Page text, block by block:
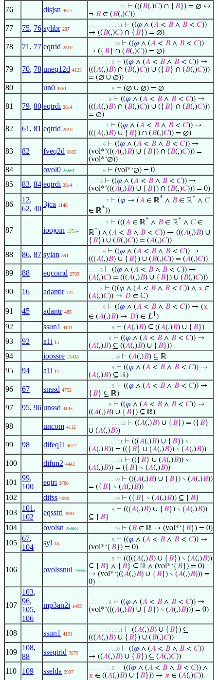
76 disjsn 4677
. . . . . . . . . . . 12 ⊢ (((𝐵(,)𝐶) ∩ { 𝐵}) = ∅ ↔
¬ 𝐵 ∈ (𝐵(,)𝐶))
77 75, 76 sylibr 237
. . . . . . . . . . 11 ⊢ ((𝜑 ∧ (𝐴 < 𝐵 ∧ 𝐵 < 𝐶))
→ ((𝐵(,)𝐶) ∩ { 𝐵}) = ∅)
78 71 , 77 eqtrid 2810
. . . . . . . . . 10 ⊢ ((𝜑 ∧ (𝐴 < 𝐵 ∧ 𝐵 < 𝐶))
→ ({ 𝐵} ∩ (𝐵(,)𝐶)) = ∅)
79 70, 78 uneq12d 4123
. . . . . . . . 9 ⊢ ((𝜑 ∧ (𝐴 < 𝐵 ∧ 𝐵 < 𝐶)) →
(((𝐴(,)𝐵) ∩ (𝐵(,)𝐶)) ∪ ({ 𝐵} ∩ (𝐵(,)𝐶)))
= (∅ ∪ ∅))
80 un0 4351 . . . . . . . . 9 ⊢ (∅ ∪ ∅) = ∅
81 79, 80 eqtrdi 2814
. . . . . . . 8 ⊢ ((𝜑 ∧ (𝐴 < 𝐵 ∧ 𝐵 < 𝐶)) →
(((𝐴(,)𝐵) ∩ (𝐵(,)𝐶)) ∪ ({ 𝐵} ∩ (𝐵(,)𝐶)))
= ∅)
82 61 , 81 eqtrid 2810
. . . . . . 7 ⊢ ((𝜑 ∧ (𝐴 < 𝐵 ∧ 𝐵 < 𝐶)) →
(((𝐴(,)𝐵) ∪ { 𝐵}) ∩ (𝐵(,)𝐶)) = ∅)
83 82 fveq2d 6885
. . . . . 6 ⊢ ((𝜑 ∧ (𝐴 < 𝐵 ∧ 𝐵 < 𝐶)) →
(vol*‘(((𝐴(,)𝐵) ∪ { 𝐵}) ∩ (𝐵(,)𝐶))) =
(vol*‘∅))
84 ovol0 25661 . . . . . 6 ⊢ (vol*‘∅) = 0
85 83, 84 eqtrdi 2814
. . . . 5 ⊢ ((𝜑 ∧ (𝐴 < 𝐵 ∧ 𝐵 < 𝐶)) →
(vol*‘(((𝐴(,)𝐵) ∪ { 𝐵}) ∩ (𝐵(,)𝐶))) = 0)
86
12,
62, 40
3jca 1146
. . . . . . 7 ⊢ (𝜑 → (𝐴 ∈ ℝ* ∧ 𝐵 ∈ ℝ* ∧ 𝐶
∈ ℝ*))
87 ioojoin 13514
. . . . . . 7 ⊢ (((𝐴 ∈ ℝ* ∧ 𝐵 ∈ ℝ* ∧ 𝐶∈
ℝ*) ∧ (𝐴 < 𝐵 ∧ 𝐵 < 𝐶)) → (((𝐴(,)𝐵) ∪
{ 𝐵}) ∪ (𝐵(,)𝐶)) = (𝐴(,)𝐶))
88 86, 87 sylan 591
. . . . . 6 ⊢ ((𝜑 ∧ (𝐴 < 𝐵 ∧ 𝐵 < 𝐶)) →
(((𝐴(,)𝐵) ∪ { 𝐵}) ∪ (𝐵(,)𝐶)) = (𝐴(,)𝐶))
89 88 eqcomd 2769
. . . . 5 ⊢ ((𝜑 ∧ (𝐴 < 𝐵 ∧ 𝐵 < 𝐶)) →
(𝐴(,)𝐶) = (((𝐴(,)𝐵) ∪ { 𝐵}) ∪ (𝐵(,)𝐶)))
90 16 adantlr 727
. . . . 5 ⊢ (((𝜑 ∧ (𝐴 < 𝐵 ∧ 𝐵 < 𝐶)) ∧ 𝑥 ∈
(𝐴(,)𝐶)) → 𝐷 ∈ ℂ)
91 45 adantr 485
. . . . . 6 ⊢ ((𝜑 ∧ (𝐴 < 𝐵 ∧ 𝐵 < 𝐶)) → (𝑥
∈ (𝐴(,)𝐵) ↦ 𝐷) ∈ 𝐿1 )
92 ssun1 4131 . . . . . . . . 9 ⊢ (𝐴(,)𝐵) ⊆ ((𝐴(,)𝐵) ∪ { 𝐵})
93 92 a1i 11
. . . . . . . 8 ⊢ ((𝜑 ∧ (𝐴 < 𝐵 ∧ 𝐵 < 𝐶)) →
(𝐴(,)𝐵) ⊆ ((𝐴(,)𝐵) ∪ { 𝐵}))
94 ioossre 13438 . . . . . . . . . 10 ⊢ (𝐴(,)𝐵) ⊆ ℝ
95 94 a1i 11
. . . . . . . . 9 ⊢ ((𝜑 ∧ (𝐴 < 𝐵 ∧ 𝐵 < 𝐶)) →
(𝐴(,)𝐵) ⊆ ℝ)
96 67 snssd 4752
. . . . . . . . 9 ⊢ ((𝜑 ∧ (𝐴 < 𝐵 ∧ 𝐵 < 𝐶)) →
{ 𝐵} ⊆ ℝ)
97 95, 96 unssd 4145
. . . . . . . 8 ⊢ ((𝜑 ∧ (𝐴 < 𝐵 ∧ 𝐵 < 𝐶)) →
((𝐴(,)𝐵) ∪ { 𝐵}) ⊆ ℝ)
98 uncom 4112
. . . . . . . . . . . 12 ⊢ ((𝐴(,)𝐵) ∪ { 𝐵}) = ({ 𝐵}
∪ (𝐴(,)𝐵))
99 98 difeq1i 4077
. . . . . . . . . . 11 ⊢ (((𝐴(,)𝐵) ∪ { 𝐵}) ∖
(𝐴(,)𝐵)) = (({ 𝐵} ∪ (𝐴(,)𝐵)) ∖ (𝐴(,)𝐵))
100 difun2 4442
. . . . . . . . . . 11 ⊢ (({ 𝐵} ∪ (𝐴(,)𝐵)) ∖
(𝐴(,)𝐵)) = ({ 𝐵} ∖ (𝐴(,)𝐵))
101
99,
100
eqtri 2786
. . . . . . . . . 10 ⊢ (((𝐴(,)𝐵) ∪ { 𝐵}) ∖ (𝐴(,)𝐵))
= ({ 𝐵} ∖ (𝐴(,)𝐵))
102 difss 4090 . . . . . . . . . 10 ⊢ ({ 𝐵} ∖ (𝐴(,)𝐵)) ⊆ { 𝐵}
103
101 ,
102
eqsstri 3983
. . . . . . . . 9 ⊢ (((𝐴(,)𝐵) ∪ { 𝐵}) ∖ (𝐴(,)𝐵))
⊆ { 𝐵}
104 ovolsn 25663 . . . . . . . . . 10 ⊢ (𝐵 ∈ ℝ → (vol*‘{ 𝐵}) = 0)
105
67,
104
syl 18
. . . . . . . . 9 ⊢ ((𝜑 ∧ (𝐴 < 𝐵 ∧ 𝐵 < 𝐶)) →
(vol*‘{ 𝐵}) = 0)
106 ovolssnul 25655
. . . . . . . . 9 ⊢ (((((𝐴(,)𝐵) ∪ { 𝐵}) ∖ (𝐴(,)𝐵))
⊆ { 𝐵} ∧ { 𝐵} ⊆ ℝ ∧ (vol*‘{ 𝐵}) = 0)
→ (vol*‘(((𝐴(,)𝐵) ∪ { 𝐵}) ∖ (𝐴(,)𝐵))) =
0)
107
103,
96,
105,
106
mp3an2i 1495
. . . . . . . 8 ⊢ ((𝜑 ∧ (𝐴 < 𝐵 ∧ 𝐵 < 𝐶)) →
(vol*‘(((𝐴(,)𝐵) ∪ { 𝐵}) ∖ (𝐴(,)𝐵))) = 0)
108 ssun1 4131
. . . . . . . . . . 11 ⊢ ((𝐴(,)𝐵) ∪ { 𝐵}) ⊆
(((𝐴(,)𝐵) ∪ { 𝐵}) ∪ (𝐵(,)𝐶))
109
108,
88
sseqtrid 3979
. . . . . . . . . 10 ⊢ ((𝜑 ∧ (𝐴 < 𝐵 ∧ 𝐵 < 𝐶))
→ ((𝐴(,)𝐵) ∪ { 𝐵}) ⊆ (𝐴(,)𝐶))
110 109 sselda 3937
. . . . . . . . 9 ⊢ (((𝜑 ∧ (𝐴 < 𝐵 ∧ 𝐵 < 𝐶)) ∧
𝑥 ∈ ((𝐴(,)𝐵) ∪ { 𝐵})) → 𝑥 ∈ (𝐴(,)𝐶))